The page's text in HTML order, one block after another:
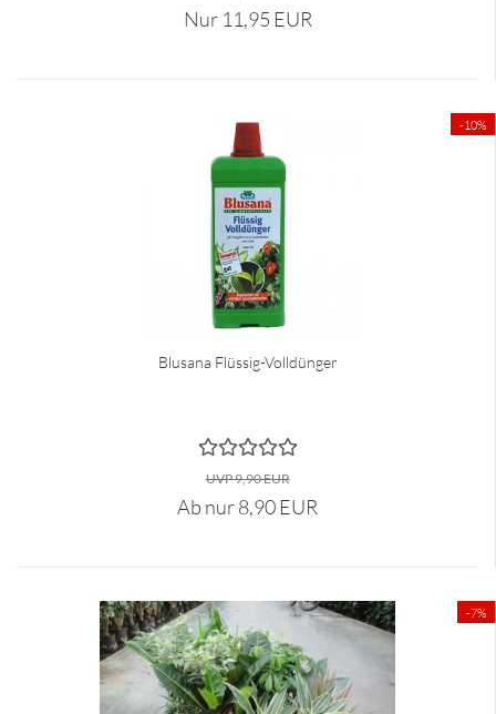
Nur 11,95 EUR
-10%
Blusana Flüssig-Volldünger
UVP 9,90 EUR
Ab nur 8,90 EUR
-7%